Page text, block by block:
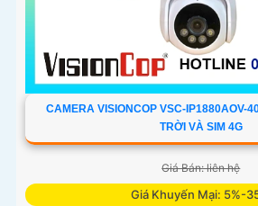
CAMERA VISIONCOP VSC-IP1880AOV-
TRỜI VÀ SIM 4G
Giá Bán: liên hệ
Giá Khuyến Mại: 5%-